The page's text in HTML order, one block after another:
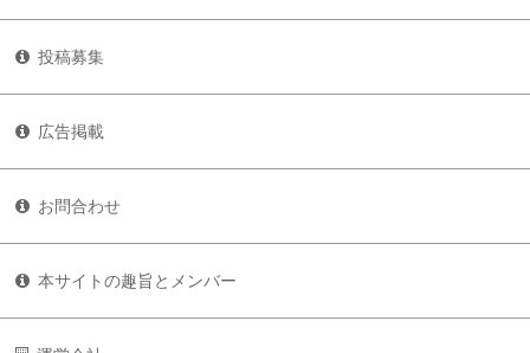
投稿募集
広告掲載
お問合わせ
本サイトの趣旨とメンバー